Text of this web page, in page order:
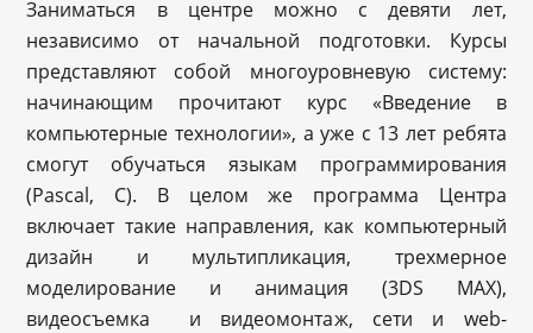
Заниматься в центре можно с девяти лет,
независимо от начальной подготовки. Курсы
представляют собой многоуровневую систему:
начинающим прочитают курс «Введение в
компьютерные технологии», а уже с 13 лет ребята
смогут обучаться языкам программирования
(Pascal, C). В целом же программа Центра
включает такие направления, как компьютерный
дизайн и мультипликация, трехмерное
моделирование и анимация (3DS MAX),
видеосъемка и видеомонтаж, сети и web-